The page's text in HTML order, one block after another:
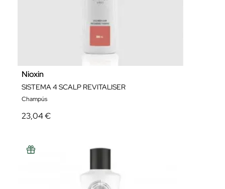
Nioxin
SISTEMA 4 SCALP REVITALISER
Champús
23,04 €